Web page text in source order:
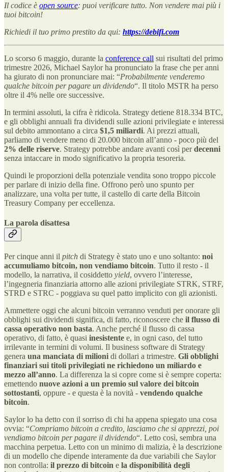
Il codice è open source: puoi verificare tutto. Non vendere mai più i
tuoi bitcoin!
Richiedi il tuo primo prestito da qui: https://debifi.com
Lo scorso 6 maggio, durante la conference call sui risultati del primo
trimestre 2026, Michael Saylor ha pronunciato la frase che per anni
ha giurato di non pronunciare mai: “Probabilmente venderemo
qualche bitcoin per pagare un dividendo“. Il titolo MSTR ha perso
oltre il 4% nelle ore successive.
In termini assoluti, la cifra è ridicola. Strategy detiene 818.334 BTC,
e gli obblighi annuali fra dividendi sulle azioni privilegiate e interessi
sul debito ammontano a circa $1,5 miliardi. Ai prezzi attuali,
parliamo di vendere meno di 20.000 bitcoin all’anno - poco più del
2% delle riserve. Strategy potrebbe andare avanti così perdecenni
senza intaccare in modo significativo la propria tesoreria.
Quindi le proporzioni della potenziale vendita sono troppo piccole
per parlare di inizio della fine. Offrono però uno spunto per
analizzare, una volta per tutte, il castello di carte della Bitcoin
Treasury Company per eccellenza.
La parola disattesa
Per cinque anni il pitch di Strategy è stato uno e uno soltanto: noi
accumuliamo bitcoin, non vendiamo bitcoin. Tutto il resto - il
modello, la narrativa, il cosiddetto yield, ovvero l’interesse,
l’ingegneria finanziaria attorno alle azioni privilegiate STRK, STRF,
STRD e STRC - poggiava su quel patto implicito con gli azionisti.
Ammettere oggi che alcuni bitcoin verranno venduti per onorare gli
obblighi sui dividendi significa, di fatto, riconoscere che il flusso di
cassa operativo non basta. Anche perché il flusso di cassa
operativo, di fatto, è quasi inesistente e, in ogni caso, del tutto
irrilevante in termini di volumi. Il business software di Strategy
genera una manciata di milioni di dollari a trimestre. Gli obblighi
finanziari sui titoli privilegiati ne richiedono un miliardo e
mezzo all’anno. La differenza la si copre come si è sempre coperta:
emettendo nuove azioni a un premio sul valore dei bitcoin
sottostanti, oppure - e questa è la novità - vendendo qualche
bitcoin.
Saylor lo ha detto con il sorriso di chi ha appena spiegato una cosa
ovvia: “Compriamo bitcoin a credito, lasciamo che si apprezzi, poi
vendiamo bitcoin per pagare il dividendo“. Letto così, sembra una
macchina perpetua. Letto con un minimo di malizia, è la descrizione
di un modello che dipende interamente da due variabili che Saylor
non controlla: il prezzo di bitcoin e la disponibilità degli